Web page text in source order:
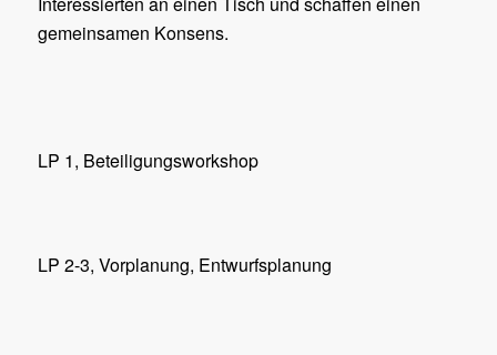
gemeinsamen Konsens.
LP 1, Beteiligungsworkshop
LP 2-3, Vorplanung, Entwurfsplanung